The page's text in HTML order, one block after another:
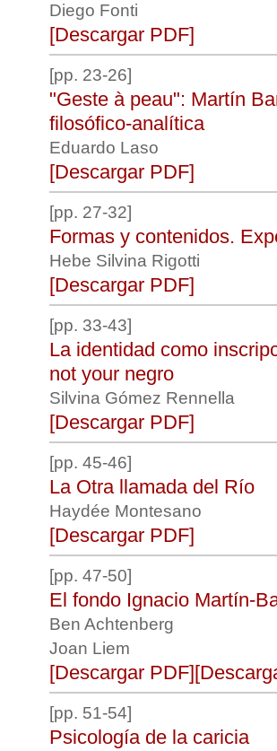
Diego Fonti
[Descargar PDF]
[pp. 23-26]
"Geste à peau": Martín
filosófico-analítica
Eduardo Laso
[Descargar PDF]
[pp. 27-32]
Formas y contenidos.
Hebe Silvina Rigotti
[Descargar PDF]
[pp. 33-43]
La identidad como
not your negro
Silvina Gómez Rennella
[Descargar PDF]
[pp. 45-46]
La Otra llamada del Río
Haydée Montesano
[Descargar PDF]
[pp. 47-50]
El fondo Ignacio Martín-
Ben Achtenberg
Joan Liem
[Descargar PDF]
[pp. 51-54]
Psicología de la caricia